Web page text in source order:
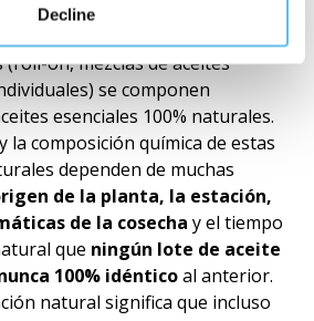
Decline
on, mezclas de aceites
se componen
esenciales 100% naturales.
la composición química de estas
dependen de muchas
de la planta, la estación,
de la cosecha y el tiempo
que ningún lote de aceite
100% idénticoal anterior.
natural significa que incluso